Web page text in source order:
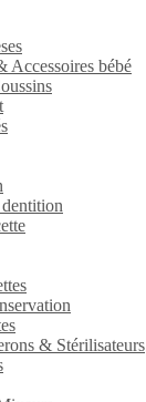
Accessoires bébé
& Stérilisateurs